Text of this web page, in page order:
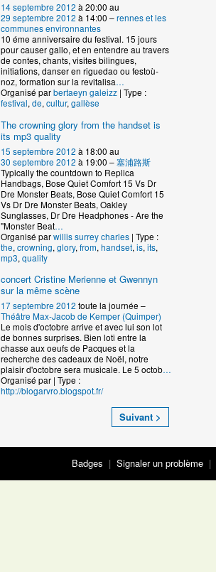
14 septembre 2012 à 20:00 au
29 septembre 2012 à 14:00 –rennes et les
communes environnantes
10 éme anniversaire du festival. 15 jours
pour causer gallo, et en entendre au travers
de contes, chants, visites bilingues,
initiations, danser en riguedao ou festoù-
noz, formation sur la revitalisa…
Organisé parbertaeyn galeizz | Type :
festival, de, cultur, gallèse
The crowning glory from the handset is
its mp3 quality
15 septembre 2012 à 18:00 au
30 septembre 2012 à 19:00 –塞浦路斯
Typically the countdown to Replica
Handbags, Bose Quiet Comfort 15 Vs Dr
Dre Monster Beats, Bose Quiet Comfort 15
Vs Dr Dre Monster Beats, Oakley
Sunglasses, Dr Dre Headphones - Are the
"Monster Beat…
Organisé parwillis surrey charles | Type :
the, crowning, glory, from, handset, is, its,
mp3, quality
concert Cristine Merienne et Gwennyn
sur la même scène
17 septembre 2012 toute la journée –
Théâtre Max-Jacob de Kemper (Quimper)
Le mois d'octobre arrive et avec lui son lot
de bonnes surprises. Bien loti entre la
chasse aux oeufs de Pacques et la
recherche des cadeaux de Noël, notre
plaisir d'octobre sera musicale. Le 5 octob…
Organisé par | Type :
http://blogarvro.blogspot.fr/
Suivant >
Badges | Signaler un problème |